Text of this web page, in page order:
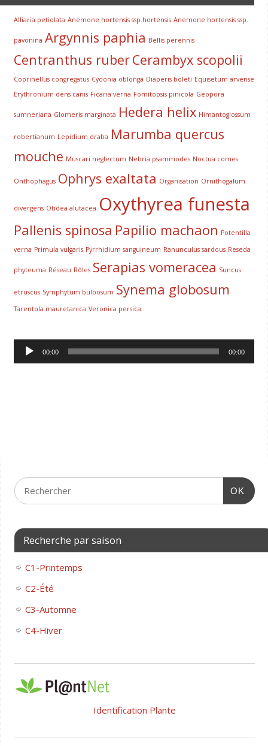
Alliaria petiolata Anemone hortensis ssp.hortensis Anemone hortensis ssp.
pavonina Argynnis paphia Bellis perennis
Centranthus ruberCerambyx scopolii
Coprinellus congregatus Cydonia oblonga Diaperis boleti Equisetum arvense
Erythronium dens-canis Ficaria verna Fomitopsis pinicola Geopora
sumneriana Glomeris marginata Hedera helix Himantoglossum
robertianum Lepidium draba Marumba quercus
mouche Muscari neglectum Nebria psammodes Noctua comes
Onthophagus Ophrys exaltata Organisation Ornithogalum
divergens Otidea alutacea Oxythyrea funesta
Pallenis spinosa Papilio machaon Potentilla
verna Primula vulgaris Pyrrhidium sanguineum Ranunculus sardous Reseda
phyteuma Réseau Rôles Serapias vomeracea Suncus
etruscus Symphytum bulbosum Synema globosum
Tarentola mauretanica Veronica persica
Lecteur
audio
00:00 00:00
OK
Recherche par saison
C1-Printemps
C2-Été
C3-Automne
C4-Hiver
Identification Plante